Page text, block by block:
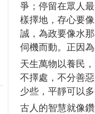
爭；停留在眾人
樣擇地，存心要
誠，為政要像水
伺機而動。正因
天生萬物以養民
不擇處，不分善
少些，平靜可以
古人的智慧就像